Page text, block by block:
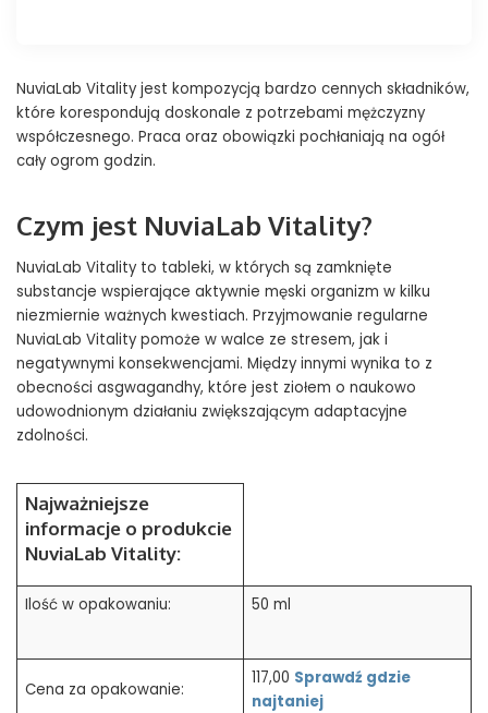
NuviaLab Vitality jest kompozycją bardzo cennych składników,
które korespondują doskonale z potrzebami mężczyzny
współczesnego. Praca oraz obowiązki pochłaniają na ogół
cały ogrom godzin.
Czym jest NuviaLab Vitality?
NuviaLab Vitality to tableki, w których są zamknięte
substancje wspierające aktywnie męski organizm w kilku
niezmiernie ważnych kwestiach. Przyjmowanie regularne
NuviaLab Vitality pomoże w walce ze stresem, jak i
negatywnymi konsekwencjami. Między innymi wynika to z
obecności asgwagandhy, które jest ziołem o naukowo
udowodnionym działaniu zwiększającym adaptacyjne
zdolności.
Najważniejsze
informacje o produkcie
NuviaLab Vitality:
Ilość w opakowaniu: 50 ml
Cena za opakowanie:
117,00 Sprawdź gdzie
najtaniej